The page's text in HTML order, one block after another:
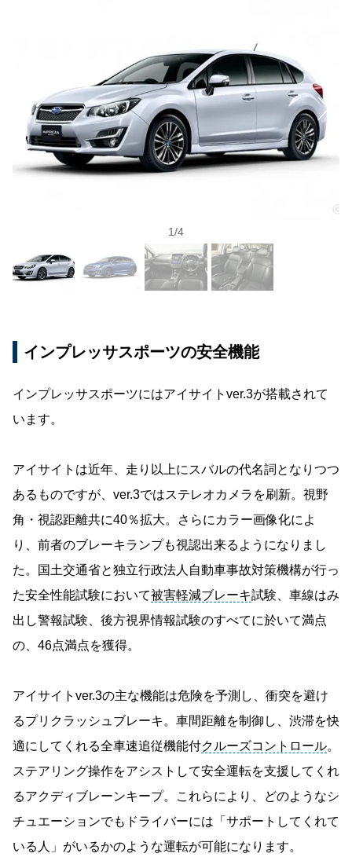
1/4
インプレッサスポーツの安全機能
インプレッサスポーツにはアイサイトver.3が搭載されて
います。
アイサイトは近年、走り以上にスバルの代名詞となりつつ
あるものですが、ver.3ではステレオカメラを刷新。視野
角・視認距離共に40％拡大。さらにカラー画像化によ
り、前者のブレーキランプも視認出来るようになりまし
た。国土交通省と独立行政法人自動車事故対策機構が行っ
た安全性能試験において被害軽減ブレーキ試験、車線はみ
出し警報試験、後方視界情報試験のすべてに於いて満点
の、46点満点を獲得。
アイサイトver.3の主な機能は危険を予測し、衝突を避け
るプリクラッシュブレーキ。車間距離を制御し、渋滞を快
適にしてくれる全車速追従機能付クルーズコントロール。
ステアリング操作をアシストして安全運転を支援してくれ
るアクディブレーンキープ。これらにより、どのようなシ
チュエーションでもドライバーには「サポートしてくれて
いる人」がいるかのような運転が可能になります。